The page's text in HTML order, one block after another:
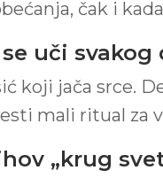
čak i
uči svakog
koji jača srce.
mali ritual za
„krug